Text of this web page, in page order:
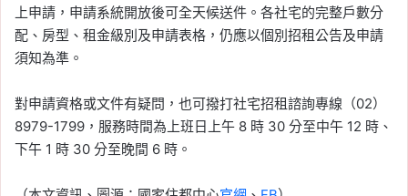
上申請，申請系統開放後可全天候送件。各社宅的完整戶數分
配、房型、租金級別及申請表格，仍應以個別招租公告及申請
須知為準。
對申請資格或文件有疑問，也可撥打社宅招租諮詢專線（02）
8979-1799，服務時間為上班日上午 8 時 30 分至中午 12 時、
下午 1 時 30 分至晚間 6 時。